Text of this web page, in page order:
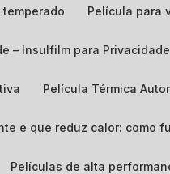
temperado Película para
– Insulfilm para Privacidade
Película Térmica
e que reduz calor: como
Películas de alta